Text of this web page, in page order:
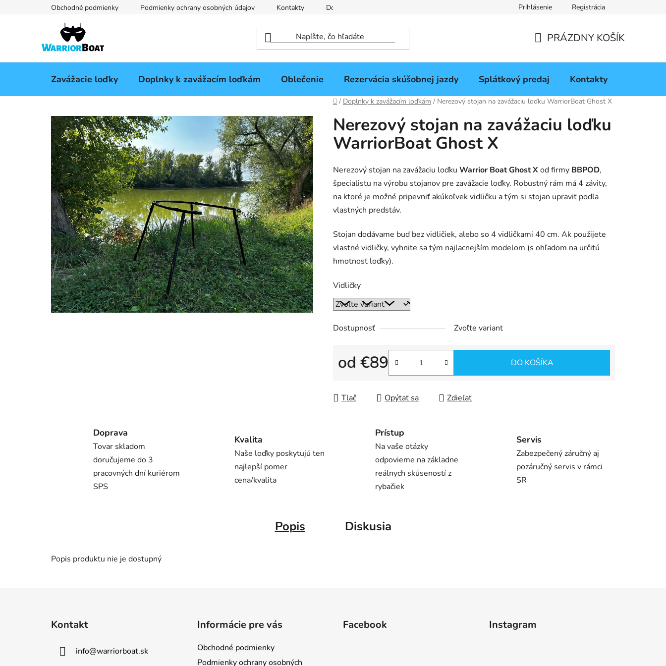
Obchodné podmienky Podmienky ochrany osobných údajov Kontakty Doprava a platba Prihlásenie Registrácia
KOŠÍK
PRÁZDNY KOŠÍK
Zavážacie loďky Doplnky k zavážacím loďkám Oblečenie Rezervácia skúšobnej jazdy Splátkový predaj Kontakty
Domov
/ Doplnky k zavážacím loďkám / Nerezový stojan na zavážaciu loďku WarriorBoat Ghost X
Nerezový stojan na zavážaciu loďku
WarriorBoat Ghost X
Nerezový stojan na zavážaciu loďku Warrior Boat GhostX od firmy BBPOD,
špecialistu na výrobu stojanov pre zavážacie loďky. Robustný rám má 4 závity,
na ktoré je možné pripevniť akúkoľvek vidličku a tým si stojan upraviť podľa
vlastných predstáv.
Stojan dodávame buď bez vidličiek, alebo so 4 vidličkami 40 cm. Ak použijete
vlastné vidličky, vyhnite sa tým najlacnejším modelom (s ohľadom na určitú
hmotnosť loďky).
Vidličky
Dostupnosť Zvoľte variant
od €89
Jednotková cena:
DO KOŠÍKA
Tlač Opýtať sa Zdieľať
Doprava
Tovar skladom
doručujeme do 3
pracovných dní kuriérom
SPS
Kvalita
Naše loďky poskytujú ten
najlepší pomer
cena/kvalita
Prístup
Na vaše otázky
odpovieme na základne
reálnych skúseností z
rybačiek
Servis
Zabezpečený záručný aj
pozáručný servis v rámci
SR
Popis Diskusia
Popis produktu nie je dostupný
Kontakt
info@warriorboat.sk
Informácie pre vás
Obchodné podmienky
Podmienky ochrany osobných
Facebook Instagram